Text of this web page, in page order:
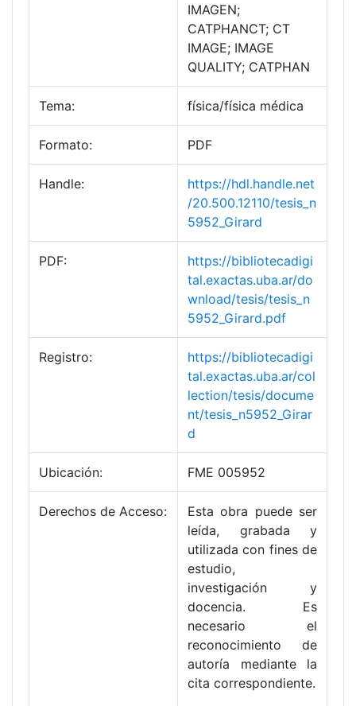
IMAGEN;
CATPHANCT; CT
IMAGE; IMAGE
QUALITY; CATPHAN
Tema: física/física médica
Formato: PDF
Handle:
https://hdl.handle.net
/20.500.12110/tesis_n
5952_Girard
PDF:
https://bibliotecadigi
tal.exactas.uba.ar/do
wnload/tesis/tesis_n
5952_Girard.pdf
Registro:
https://bibliotecadigi
tal.exactas.uba.ar/col
lection/tesis/docume
nt/tesis_n5952_Girar
d
Ubicación: FME 005952
Derechos de Acceso:
Esta obra puede ser
leída, grabada y
utilizada con fines de
estudio,
investigación y
docencia. Es
necesario el
reconocimiento de
autoría mediante la
cita correspondiente.